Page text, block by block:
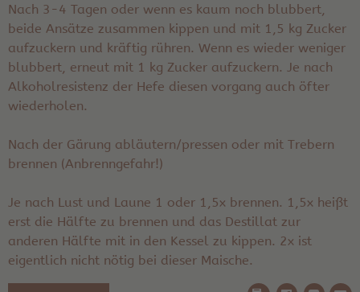
Nach 3-4 Tagen oder wenn es kaum noch blubbert,
beide Ansätze zusammen kippen und mit 1,5 kg Zucker
aufzuckern und kräftig rühren. Wenn es wieder weniger
blubbert, erneut mit 1 kg Zucker aufzuckern. Je nach
Alkoholresistenz der Hefe diesen vorgang auch öfter
wiederholen.
Nach der Gärung abläutern/pressen oder mit Trebern
brennen (Anbrenngefahr!)
Je nach Lust und Laune 1 oder 1,5x brennen. 1,5x heißt
erst die Hälfte zu brennen und das Destillat zur
anderen Hälfte mit in den Kessel zu kippen. 2x ist
eigentlich nicht nötig bei dieser Maische.